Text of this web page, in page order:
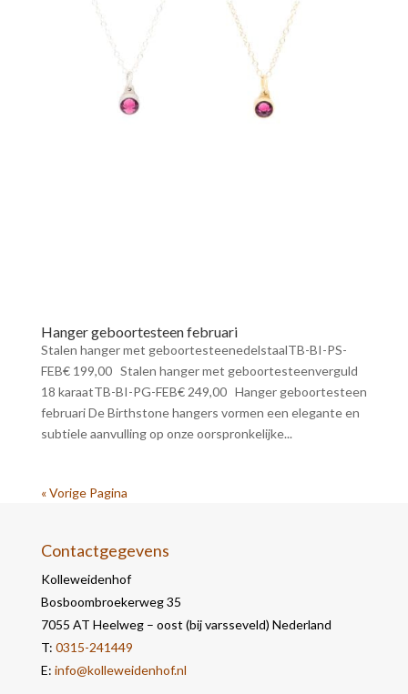
Hanger geboortesteen februari
Stalen hanger met geboortesteenedelstaalTB-BI-PS-
FEB€ 199,00 Stalen hanger met geboortesteenverguld
18 karaatTB-BI-PG-FEB€ 249,00 Hanger geboortesteen
februari De Birthstone hangers vormen een elegante en
subtiele aanvulling op onze oorspronkelijke...
« Vorige Pagina
Contactgegevens
Kolleweidenhof
Bosboombroekerweg 35
7055 AT Heelweg – oost (bij varsseveld) Nederland
T: 0315-241449
E: info@kolleweidenhof.nl